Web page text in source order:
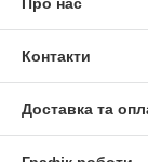
Про нас
Контакти
Доставка та